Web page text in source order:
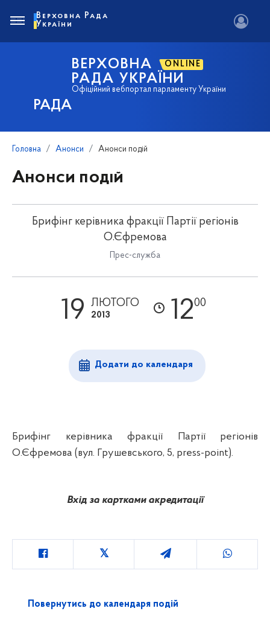
РАДА
ВЕРХОВНА ONLINE
РАДА УКРАЇНИ
Офіційний вебпортал парламенту України
Верховна Рада
України
Головна Анонси Анонси подій
Анонси подій
Брифінг керівника фракції Партії регіонів
О.Єфремова
Прес-служба
19 ЛЮТОГО
2013 1200
Додати до календаря
Брифінг керівника фракції Партії регіонів
О.Єфремова (вул. Грушевського, 5, press-point).
Вхід за картками акредитації
Повернутись до календаря подій